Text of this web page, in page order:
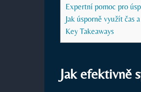
Expertní pomoc pro
Jak úsporně využít čas
Key Takeaways
Jak efektivně